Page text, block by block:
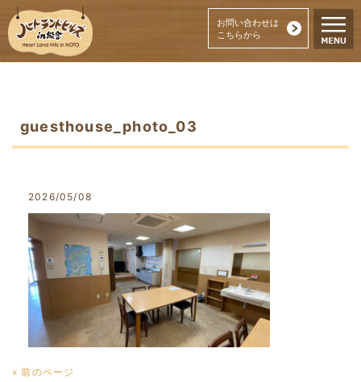
お問い合わせは
こちらから
guesthouse_photo_03
2026/05/08
« 前のページ